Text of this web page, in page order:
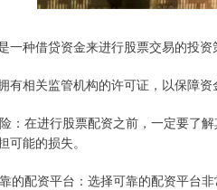
一种借贷资金来进行股票交易的投
有相关监管机构的许可证，以保障资
：在进行股票配资之前，一定要了
可能的损失。
的配资平台：选择可靠的配资平台